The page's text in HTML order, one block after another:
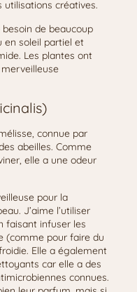
créatives.
de beaucoup
en soleil partiel et
Les plantes ont
connue par
abeilles. Comme
elle a une odeur
pour la
J’aime l’utiliser
faisant infuser les
(comme pour faire du
Elle a également
car elle a des
connues.